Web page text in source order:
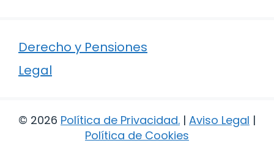
Derecho y Pensiones
Legal
© 2026 Política de Privacidad. | Aviso Legal |
Política de Cookies